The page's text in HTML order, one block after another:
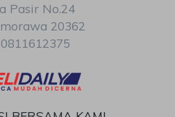
Pasir No.24
20362